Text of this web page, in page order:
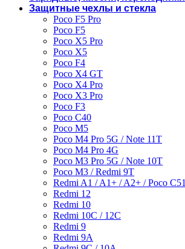
Защитные чехлы и стекла
Poco F5 Pro
Poco F5
Poco X5 Pro
Poco X5
Poco F4
Poco X4 GT
Poco X4 Pro
Poco X3 Pro
Poco F3
Poco C40
Poco M5
Poco M4 Pro 5G / Note 11T
Poco M4 Pro 4G
Poco M3 Pro 5G / Note 10T
Poco M3 / Redmi 9T
Redmi A1 / A1+ / A2+ / Poco C51
Redmi 12
Redmi 10
Redmi 10C / 12C
Redmi 9
Redmi 9A